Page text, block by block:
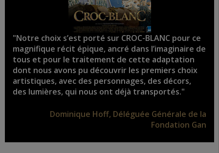
"Notre choix s’est porté sur CROC-BLANC pour ce
magnifique récit épique, ancré dans l’imaginaire de
tous et pour le traitement de cette adaptation
dont nous avons pu découvrir les premiers choix
artistiques, avec des personnages, des décors,
des lumières, qui nous ont déjà transportés."
Dominique Hoff, Déléguée Générale de la
Fondation Gan